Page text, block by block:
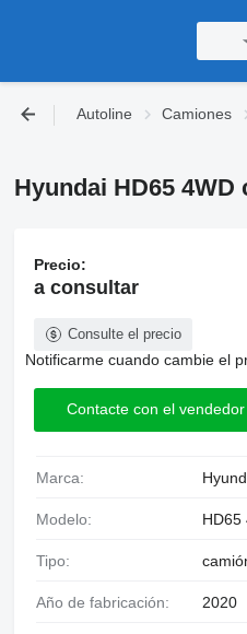
Autoline Camiones
Hyundai HD65
Precio:
a consultar
Consulte el precio
Notificarme cuando cambie el
Contacte con el vendedor
Marca:
Modelo: HD65
Tipo:
Año de fabricación: 2020